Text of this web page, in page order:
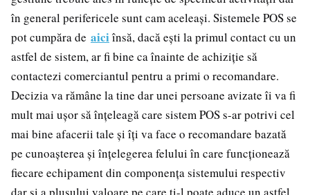
în general perifericele sunt cam aceleași. Sistemele POS se
pot cumpăra de aiciînsă, dacă ești la primul contact cu un
astfel de sistem, ar fi bine ca înainte de achiziție să
contactezi comerciantul pentru a primi o recomandare.
Decizia va rămâne la tine dar unei persoane avizate îi va fi
mult mai ușor să înțeleagă care sistem POS s-ar potrivi cel
mai bine afacerii tale și îți va face o recomandare bazată
pe cunoașterea și înțelegerea felului în care funcționează
fiecare echipament din componența sistemului respectiv